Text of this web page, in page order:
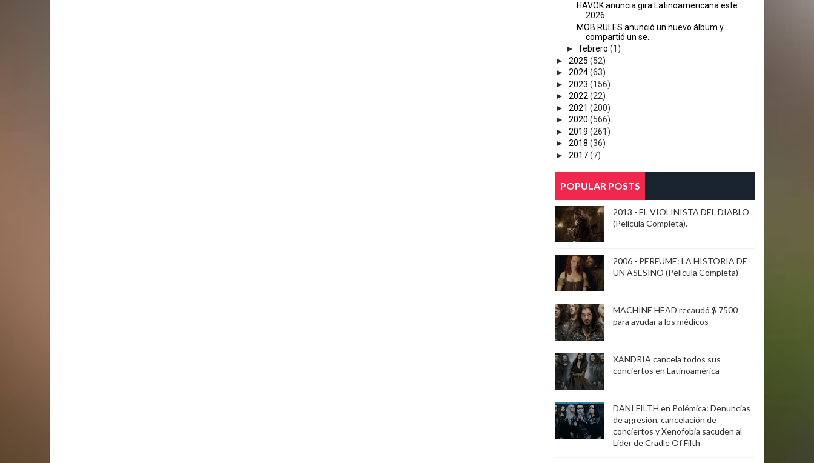
HAVOK anuncia gira Latinoamericana este
2026
MOB RULES anunció un nuevo álbum y
compartió un se...
► febrero (1)
► 2025 (52)
► 2024(63)
► 2023 (156)
► 2022 (22)
► 2021 (200)
► 2020 (566)
► 2019 (261)
► 2018 (36)
► 2017(7)
POPULAR POSTS
2013 - EL VIOLINISTA DEL DIABLO
(Película Completa).
2006 - PERFUME: LA HISTORIA DE
UN ASESINO (Película Completa)
MACHINE HEAD recaudó $ 7500
para ayudar a los médicos
XANDRIA cancela todos sus
conciertos en Latinoamérica
DANI FILTH en Polémica: Denuncias
de agresión, cancelación de
conciertos y Xenofobia sacuden al
Lider de Cradle Of Filth